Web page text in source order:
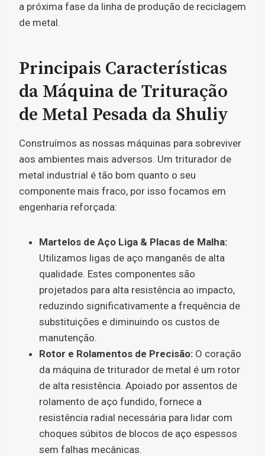
a próxima fase da linha de produção de reciclagem
de metal.
Principais Características
da Máquina de Trituração
de Metal Pesada da Shuliy
Construímos as nossas máquinas para sobreviver
aos ambientes mais adversos. Um triturador de
metal industrial é tão bom quanto o seu
componente mais fraco, por isso focamos em
engenharia reforçada:
Martelos de Aço Liga & Placas de Malha:
Utilizamos ligas de aço manganês de alta
qualidade. Estes componentes são
projetados para alta resistência ao impacto,
reduzindo significativamente a frequência de
substituições e diminuindo os custos de
manutenção.
Rotor e Rolamentos de Precisão: O coração
da máquina de triturador de metal é um rotor
de alta resistência. Apoiado por assentos de
rolamento de aço fundido, fornece a
resistência radial necessária para lidar com
choques súbitos de blocos de aço espessos
sem falhas mecânicas.